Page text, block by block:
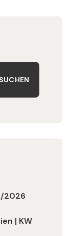
SUCHEN
2026
| KW